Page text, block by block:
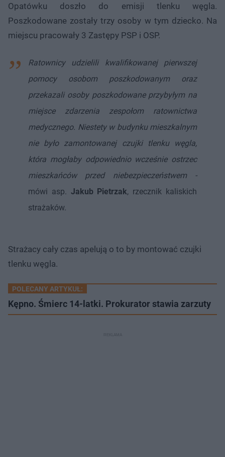
Opatówku doszło do emisji tlenku węgla.
Poszkodowane zostały trzy osoby w tym dziecko. Na
miejscu pracowały 3 Zastępy PSP i OSP.
Ratownicy udzielili kwalifikowanej pierwszej
pomocy osobom poszkodowanym oraz
przekazali osoby poszkodowane przybyłym na
miejsce zdarzenia zespołom ratownictwa
medycznego. Niestety w budynku mieszkalnym
nie było zamontowanej czujki tlenku węgla,
która mogłaby odpowiednio wcześnie ostrzec
mieszkańców przed niebezpieczeństwem -
mówi asp. Jakub Pietrzak, rzecznik kaliskich
strażaków.
Strażacy cały czas apelują o to by montować czujki
tlenku węgla.
POLECANY ARTYKUŁ:
Kępno. Śmierc 14-latki. Prokurator stawia zarzuty